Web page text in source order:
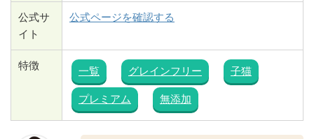
公式サ
イト
公式ページを確認する
特徴 一覧 グレインフリー 子猫
プレミアム 無添加